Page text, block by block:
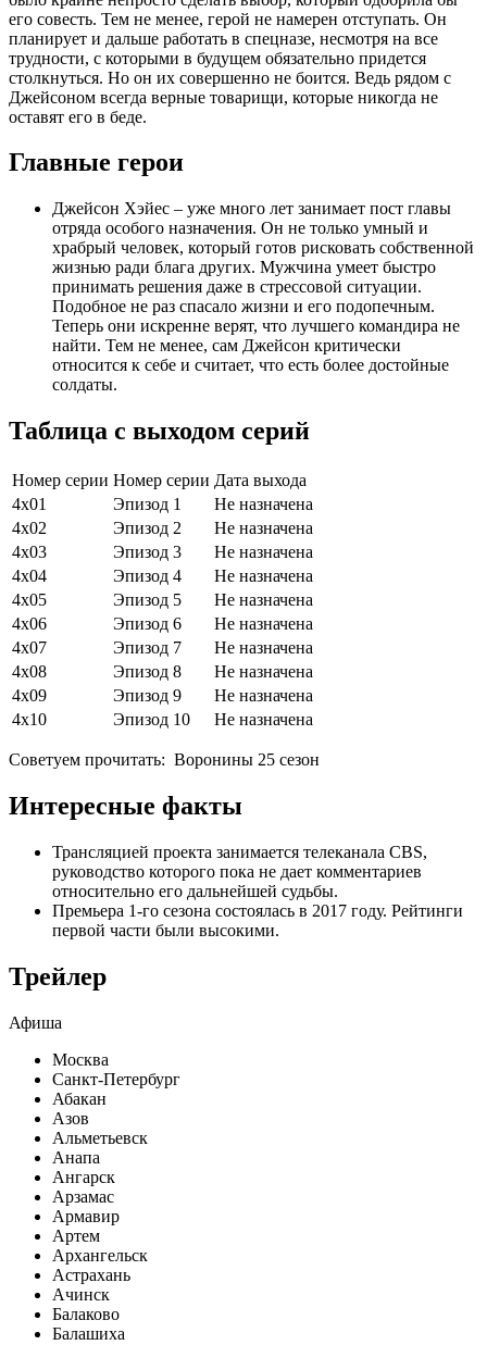
его совесть. Тем не менее, герой не намерен отступать. Он
планирует и дальше работать в спецназе, несмотря на все
трудности, с которыми в будущем обязательно придется
столкнуться. Но он их совершенно не боится. Ведь рядом с
Джейсоном всегда верные товарищи, которые никогда не
оставят его в беде.
Главные герои
Джейсон Хэйес – уже много лет занимает пост главы
отряда особого назначения. Он не только умный и
храбрый человек, который готов рисковать собственной
жизнью ради блага других. Мужчина умеет быстро
принимать решения даже в стрессовой ситуации.
Подобное не раз спасало жизни и его подопечным.
Теперь они искренне верят, что лучшего командира не
найти. Тем не менее, сам Джейсон критически
относится к себе и считает, что есть более достойные
солдаты.
Таблица с выходом серий
Номер серии Номер серии Дата выхода
4х01
Эпизод 1
Не назначена
4х02
Эпизод 2
Не назначена
4х03
Эпизод 3
Не назначена
4х04
Эпизод 4
Не назначена
4х05
Эпизод 5
Не назначена
4х06
Эпизод 6
Не назначена
4х07
Эпизод 7
Не назначена
4х08
Эпизод 8
Не назначена
4х09
Эпизод 9
Не назначена
4х10
Эпизод 10 Не назначена
Советуем прочитать: Воронины 25 сезон
Интересные факты
Трансляцией проекта занимается телеканала CBS,
руководство которого пока не дает комментариев
относительно его дальнейшей судьбы.
Премьера 1-го сезона состоялась в 2017 году. Рейтинги
первой части были высокими.
Трейлер
Афиша
Москва
Санкт-Петербург
Абакан
Азов
Альметьевск
Анапа
Ангарск
Арзамас
Армавир
Артем
Архангельск
Астрахань
Ачинск
Балаково
Балашиха